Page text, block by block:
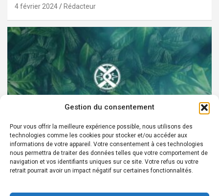
Gestion du consentement
Pour vous offrir la meilleure expérience possible, nous utilisons des
technologies comme les cookies pour stocker et/ou accéder aux
informations de votre appareil. Votre consentement à ces technologies
nous permettra de traiter des données telles que votre comportement de
navigation et vos identifiants uniques sur ce site. Votre refus ou votre
retrait pourrait avoir un impact négatif sur certaines fonctionnalités.
4 février 2024 Rédacteur
PARTENAIRES
Devenez Ambassadeur XOCHI BOTANICALS –
« El espíritu francés con corazón de México! »